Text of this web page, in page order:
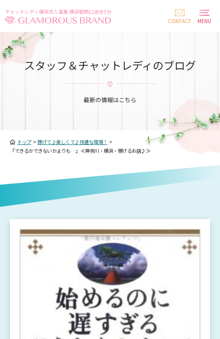
チャットレディ横浜求人募集 横浜駅西口徒歩5分
CONTACT
MENU
スタッフ＆チャットレディのブログ
最新の情報はこちら
トップ> 稼げて♪楽しくて♪快適な環境！ >
『できるかできないかよりも…』≪神奈川・横浜・稼げるお店♪≫